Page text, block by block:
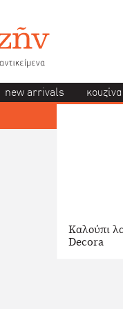
new arrivals κουζίνα
Καλούπι
Decora